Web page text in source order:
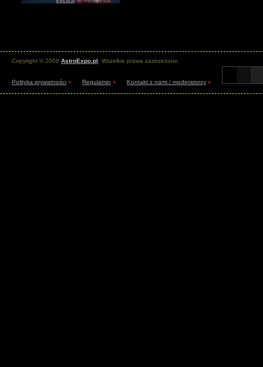
Copyright © 2008 AstroExpo.pl . Wszelkie prawa zastrzeżone.
Polityka prywatności » Regulamin » Kontakt z nami / moderatorzy »